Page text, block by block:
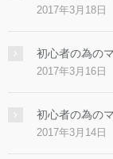
2017年3月18日
初心者の為の
2017年3月16日
初心者の為の
2017年3月14日